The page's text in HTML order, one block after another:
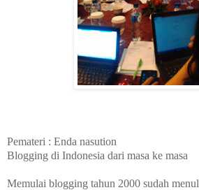
Pemateri : Enda nasution
Blogging di Indonesia dari masa ke masa
Memulai blogging tahun 2000 sudah